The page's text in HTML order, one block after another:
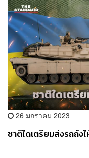
26 มกราคม 2023
ชาติใดเตรียมส่งรถถัง